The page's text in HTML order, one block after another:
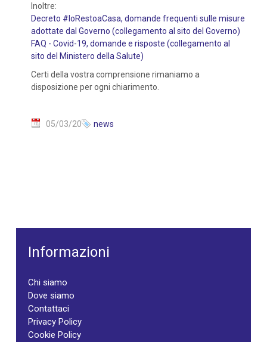
Inoltre:
Decreto #IoRestoaCasa, domande frequenti sulle misure
adottate dal Governo (collegamento al sito del Governo)
FAQ - Covid-19, domande e risposte (collegamento al
sito del Ministero della Salute)
Certi della vostra comprensione rimaniamo a
disposizione per ogni chiarimento.
05/03/20 news
Informazioni
Chi siamo
Dove siamo
Contattaci
Privacy Policy
Cookie Policy